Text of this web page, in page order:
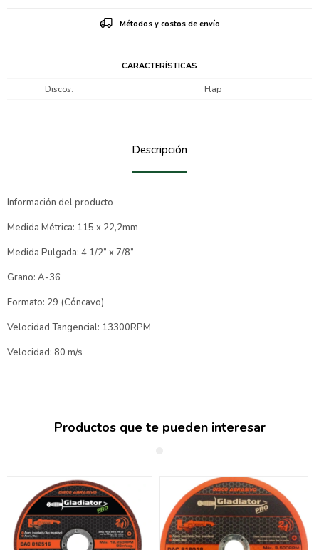
Métodos y costos de envío
CARACTERÍSTICAS
Discos Flap
Descripción
Información del producto
Medida Métrica: 115 x 22,2mm
Medida Pulgada: 4 1/2” x 7/8”
Grano: A-36
Formato: 29 (Cóncavo)
Velocidad Tangencial: 13300RPM
Velocidad: 80 m/s
Productos que te pueden interesar